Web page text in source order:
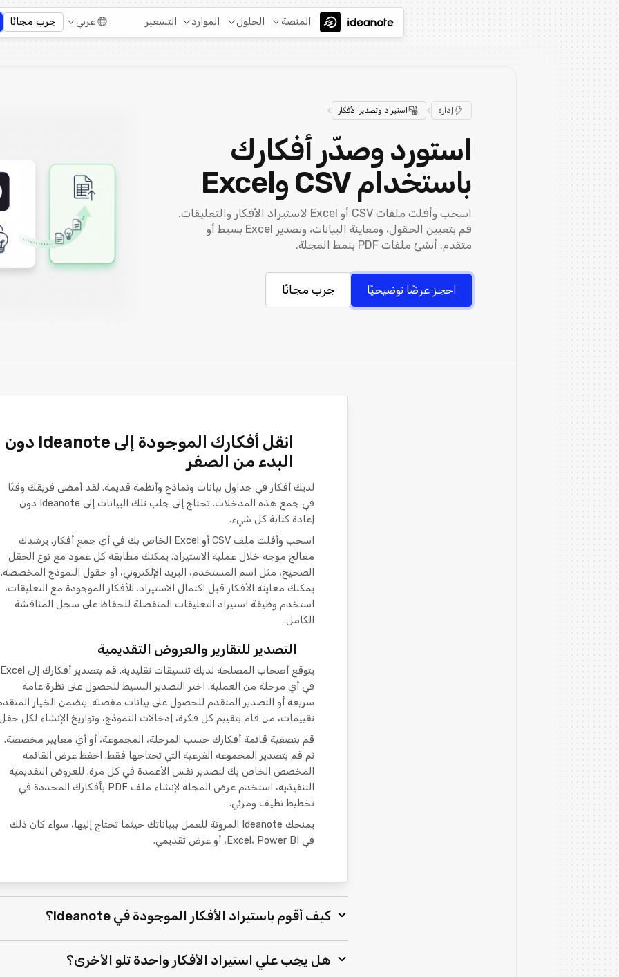
المنصة الحلول الموارد التسعير عربي جرب مجانًا
إدارة > استيراد وتصدير الأفكار >
استورد وصدّر أفكارك
باستخدام CSV وExcel
اسحب وأفلت ملفات CSV أو Excel لاستيراد الأفكار والتعليقات.
قم بتعيين الحقول، ومعاينة البيانات، وتصدير Excel بسيط أو
متقدم. أنشئ ملفات PDF بنمط المجلة.
احجز عرضًا توضيحيًا جرب مجانًا
انقل أفكارك الموجودة إلى Ideanote دون
البدء من الصفر
لديك أفكار في جداول بيانات ونماذج وأنظمة قديمة. لقد أمضى فريقك وقتًا
في جمع هذه المدخلات. تحتاج إلى جلب تلك البيانات إلى Ideanote دون
إعادة كتابة كل شيء.
اسحب وأفلت ملف CSV أو Excel الخاص بك في أي جمع أفكار. يرشدك
معالج موجه خلال عملية الاستيراد. يمكنك مطابقة كل عمود مع نوع الحقل
الصحيح، مثل اسم المستخدم، البريد الإلكتروني، أو حقول النموذج المخصصة.
يمكنك معاينة الأفكار قبل اكتمال الاستيراد. للأفكار الموجودة مع التعليقات،
استخدم وظيفة استيراد التعليقات المنفصلة للحفاظ على سجل المناقشة
الكامل.
التصدير للتقارير والعروض التقديمية
يتوقع أصحاب المصلحة لديك تنسيقات تقليدية. قم بتصدير أفكارك إلى Excel
في أي مرحلة من العملية. اختر التصدير البسيط للحصول على نظرة عامة
سريعة أو التصدير المتقدم للحصول على بيانات مفصلة. يتضمن الخيار
تقييمات، من قام بتقييم كل فكرة، إدخالات النموذج، وتواريخ الإنشاء لكل
قم بتصفية قائمة أفكارك حسب المرحلة، المجموعة، أو أي معايير مخصصة.
ثم قم بتصدير المجموعة الفرعية التي تحتاجها فقط. احفظ عرض القائمة
المخصص الخاص بك لتصدير نفس الأعمدة في كل مرة. للعروض التقديمية
التنفيذية، استخدم عرض المجلة لإنشاء ملف PDF بأفكارك المحددة في
تخطيط نظيف ومرئي.
يمنحك Ideanote المرونة للعمل ببياناتك حيثما تحتاج إليها، سواء كان ذلك
في Excel، Power BI، أو عرض تقديمي.
كيف أقوم باستيراد الأفكار الموجودة في Ideanote؟
هل يجب علي استيراد الأفكار واحدة تلو الأخرى؟